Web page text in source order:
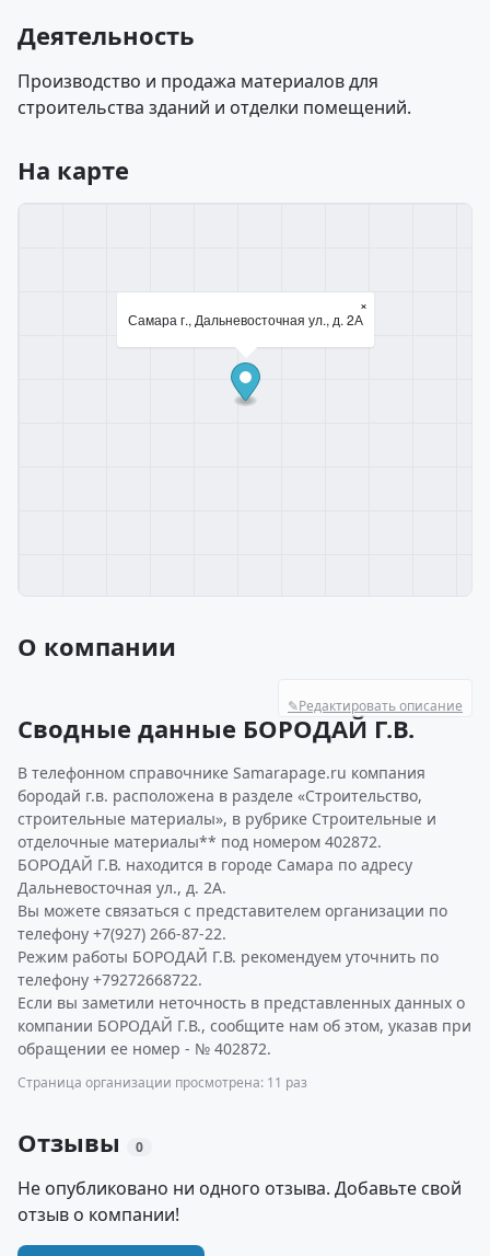
Деятельность
Производство и продажа материалов для
строительства зданий и отделки помещений.
На карте
Самара г., Дальневосточная ул., д. 2А
×
О компании
✎Редактировать описание
Сводные данные БОРОДАЙ Г.В.
В телефонном справочнике Samarapage.ru компания
бородай г.в. расположена в разделе «Строительство,
строительные материалы», в рубрике Строительные и
отделочные материалы** под номером 402872.
БОРОДАЙ Г.В. находится в городе Самара по адресу
Дальневосточная ул., д. 2А.
Вы можете связаться с представителем организации по
телефону +7(927) 266-87-22.
Режим работы БОРОДАЙ Г.В. рекомендуем уточнить по
телефону +79272668722.
Если вы заметили неточность в представленных данных о
компании БОРОДАЙ Г.В., сообщите нам об этом, указав при
обращении ее номер - № 402872.
Страница организации просмотрена: 11 раз
Отзывы 0
Не опубликовано ни одного отзыва. Добавьте свой
отзыв о компании!